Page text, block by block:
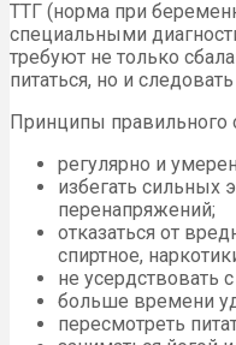
ТТГ (норма при
специальными
требуют не только
питаться, но и
Принципы правильного
регулярно и
избегать сильных
перенапряжений;
отказаться от
спиртное,
не усердствовать
больше времени
пересмотреть